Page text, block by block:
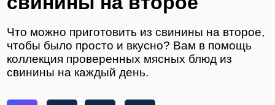
Что можно приготовить из свинины на второе,
чтобы было просто и вкусно? Вам в помощь
коллекция проверенных мясных блюд из
свинины на каждый день.